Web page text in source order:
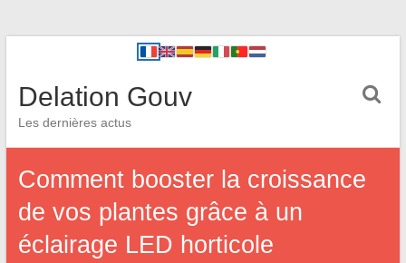
Delation Gouv
Les dernières actus
Comment booster la croissance
de vos plantes grâce à un
éclairage LED horticole